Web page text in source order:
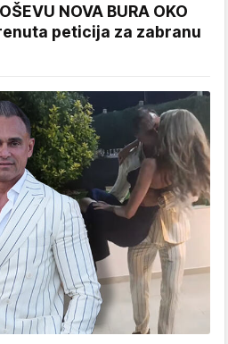
NOVA BURA OKO
peticija za zabranu